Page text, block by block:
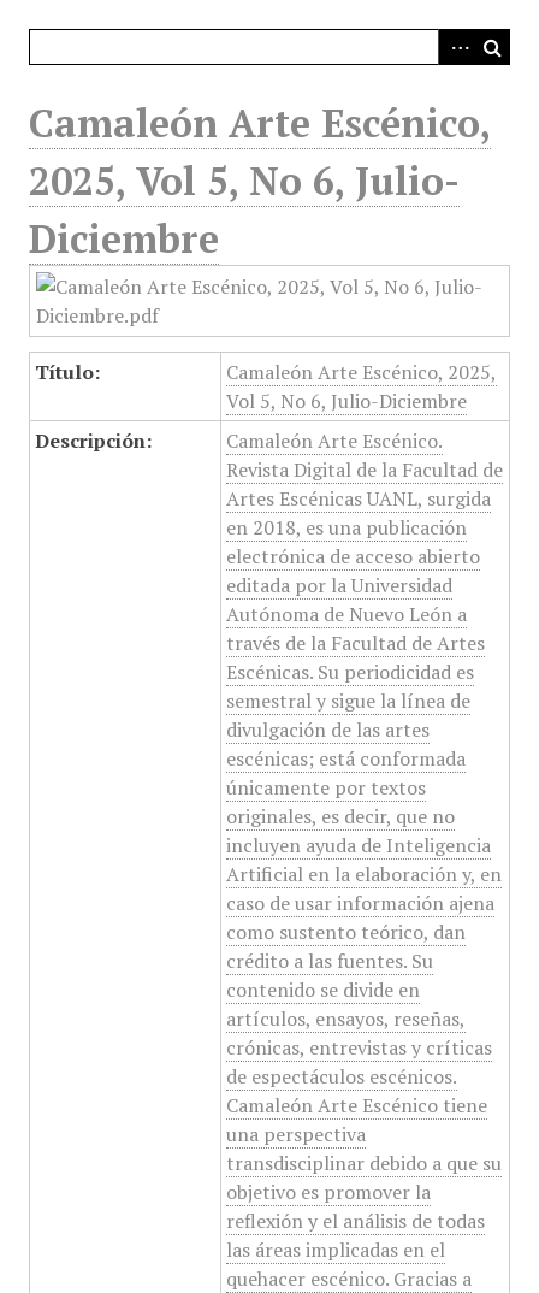
Camaleón Arte Escénico,
2025, Vol 5, No 6, Julio-
Diciembre
Título:
Camaleón Arte Escénico, 2025,
Vol 5, No 6, Julio-Diciembre
Descripción:
Camaleón Arte Escénico.
Revista Digital de la Facultad de
Artes Escénicas UANL, surgida
en 2018, es una publicación
electrónica de acceso abierto
editada por la Universidad
Autónoma de Nuevo León a
través de la Facultad de Artes
Escénicas. Su periodicidad es
semestral y sigue la línea de
divulgación de las artes
escénicas; está conformada
únicamente por textos
originales, es decir, que no
incluyen ayuda de Inteligencia
Artificial en la elaboración y, en
caso de usar información ajena
como sustento teórico, dan
crédito a las fuentes. Su
contenido se divide en
artículos, ensayos, reseñas,
crónicas, entrevistas y críticas
de espectáculos escénicos.
Camaleón Arte Escénico tiene
una perspectiva
transdisciplinar debido a que su
objetivo es promover la
reflexión y el análisis de todas
las áreas implicadas en el
quehacer escénico. Gracias a